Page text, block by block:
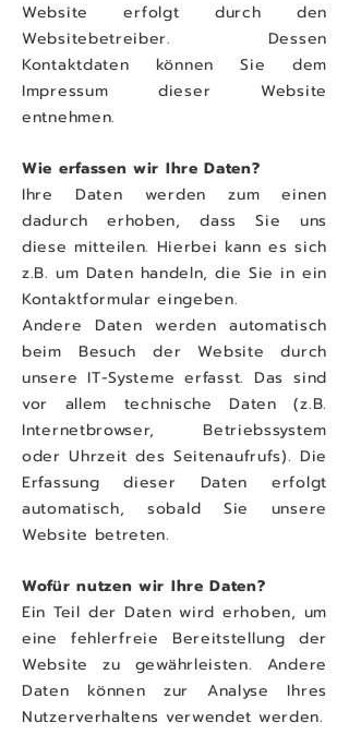
Website erfolgt durch den
Websitebetreiber. Dessen
Kontaktdaten können Sie dem
Impressum dieser Website
entnehmen.
Wie erfassen wir Ihre Daten?
Ihre Daten werden zum einen
dadurch erhoben, dass Sie uns
diese mitteilen. Hierbei kann es sich
z.B. um Daten handeln, die Sie in ein
Kontaktformular eingeben.
Andere Daten werden automatisch
beim Besuch der Website durch
unsere IT-Systeme erfasst. Das sind
vor allem technische Daten (z.B.
Internetbrowser, Betriebssystem
oder Uhrzeit des Seitenaufrufs). Die
Erfassung dieser Daten erfolgt
automatisch, sobald Sie unsere
Website betreten.
Wofür nutzen wir Ihre Daten?
Ein Teil der Daten wird erhoben, um
eine fehlerfreie Bereitstellung der
Website zu gewährleisten. Andere
Daten können zur Analyse Ihres
Nutzerverhaltens verwendet werden.